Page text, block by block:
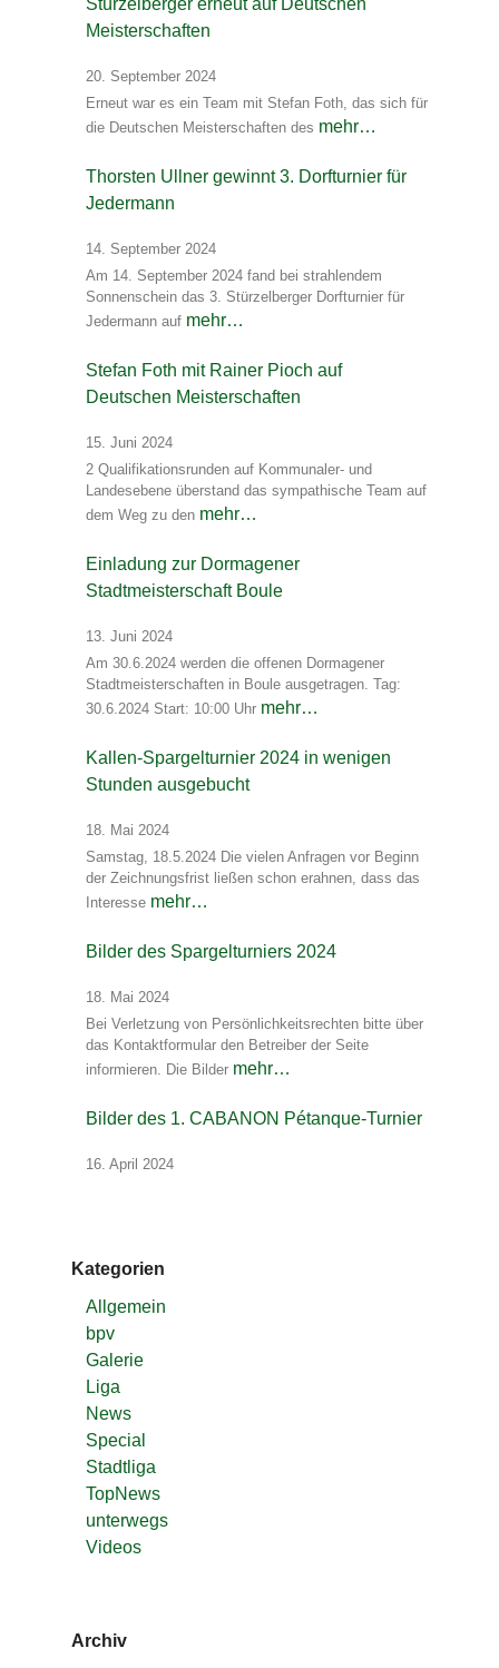
Stürzelberger erneut auf Deutschen
Meisterschaften
20. September 2024
Erneut war es ein Team mit Stefan Foth, das sich für
die Deutschen Meisterschaften des mehr…
Thorsten Ullner gewinnt 3. Dorfturnier für
Jedermann
14. September 2024
Am 14. September 2024 fand bei strahlendem
Sonnenschein das 3. Stürzelberger Dorfturnier für
Jedermann auf mehr…
Stefan Foth mit Rainer Pioch auf
Deutschen Meisterschaften
15. Juni 2024
2 Qualifikationsrunden auf Kommunaler- und
Landesebene überstand das sympathische Team auf
dem Weg zu den mehr…
Einladung zur Dormagener
Stadtmeisterschaft Boule
13. Juni 2024
Am 30.6.2024 werden die offenen Dormagener
Stadtmeisterschaften in Boule ausgetragen. Tag:
30.6.2024 Start: 10:00 Uhr mehr…
Kallen-Spargelturnier 2024 in wenigen
Stunden ausgebucht
18. Mai 2024
Samstag, 18.5.2024 Die vielen Anfragen vor Beginn
der Zeichnungsfrist ließen schon erahnen, dass das
Interesse mehr…
Bilder des Spargelturniers 2024
18. Mai 2024
Bei Verletzung von Persönlichkeitsrechten bitte über
das Kontaktformular den Betreiber der Seite
informieren. Die Bilder mehr…
Bilder des 1. CABANON Pétanque-Turnier
16. April 2024
Kategorien
Allgemein
bpv
Galerie
Liga
News
Special
Stadtliga
TopNews
unterwegs
Videos
Archiv